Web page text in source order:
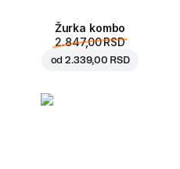
Žurka kombo
2.847,00 RSD
od2.339,00 RSD